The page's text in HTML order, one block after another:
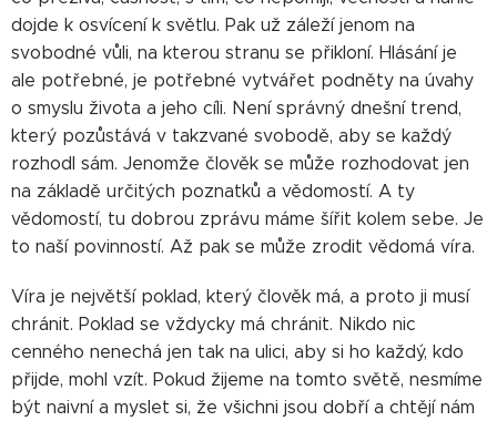
dojde k osvícení k světlu. Pak už záleží jenom na
svobodné vůli, na kterou stranu se přikloní. Hlásání je
ale potřebné, je potřebné vytvářet podněty na úvahy
o smyslu života a jeho cíli. Není správný dnešní trend,
který pozůstává v takzvané svobodě, aby se každý
rozhodl sám. Jenomže člověk se může rozhodovat jen
na základě určitých poznatků a vědomostí. A ty
vědomostí, tu dobrou zprávu máme šířit kolem sebe. Je
to naší povinností. Až pak se může zrodit vědomá víra.
Víra je největší poklad, který člověk má, a proto ji musí
chránit. Poklad se vždycky má chránit. Nikdo nic
cenného nenechá jen tak na ulici, aby si ho každý, kdo
přijde, mohl vzít. Pokud žijeme na tomto světě, nesmíme
být naivní a myslet si, že všichni jsou dobří a chtějí nám